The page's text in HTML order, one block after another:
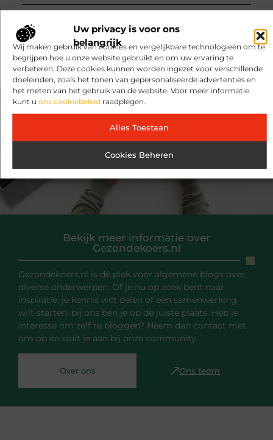
Uw privacy is voor ons
belangrijk
Wij maken gebruik van cookies en vergelijkbare technologieën om te
begrijpen hoe u onze website gebruikt en om uw ervaring te
verbeteren. Deze cookies kunnen worden ingezet voor verschillende
doeleinden, zoals het tonen van gepersonaliseerde advertenties en
het meten van het gebruik van de website. Voor meer informatie
kunt u ons cookiebeleidraadplegen.
Alles Toestaan
Cookies Beheren
2121 betekenis: wat de engelen je willen laten weten
Bekijk meer informatie over
Gezondekoers.nl
Gezondekoers.nl is dé plek voor algemene blogs over
diverse onderwerpen. Of je nu op zoek bent naar
inspiratie, je kennis wilt delen of een samenwerking
wilt starten, bij ons ben je op de juiste plaats. Heb je
interesse om zelf te bloggen? Neem dan contact met
ons op en sluit je aan bij onze community.
Over ons Ons team
VORIGE
IV Drip Vitamine-Infusen: Een Directe Boost
VOLGENDE